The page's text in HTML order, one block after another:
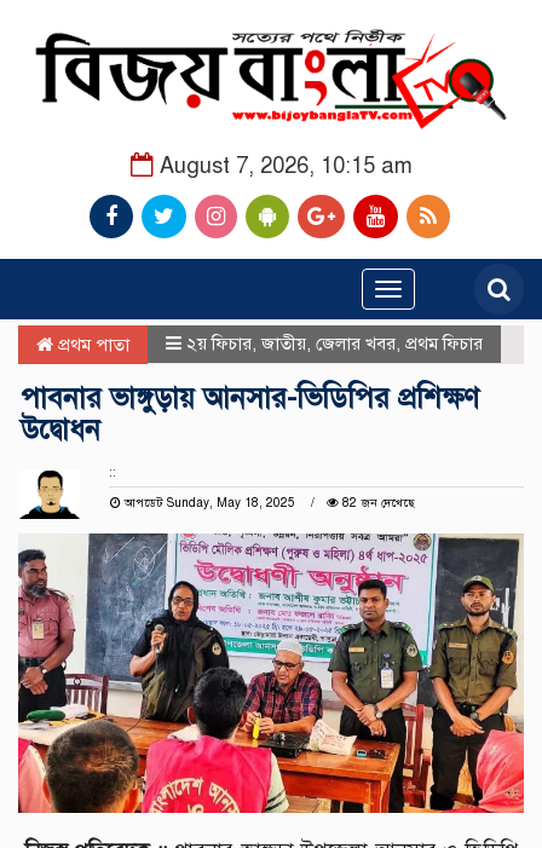
August 7, 2026, 10:15 am
Toggle
navigation
প্রথম পাতা ২য় ফিচার ,জাতীয় জেলার খবর প্রথম ফিচার
পাবনার ভাঙ্গুড়ায় আনসার-ভিডিপির প্রশিক্ষণ
উদ্বোধন
::
আপডেট Sunday, May 18, 2025
82 জন দেখেছে